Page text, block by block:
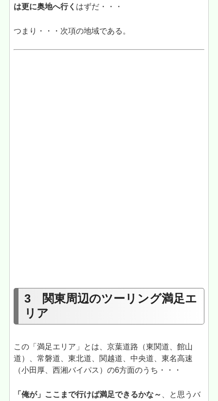
は更に奥地へ行く はずだ・・・
つまり・・・次項の地域である。
3 関東周辺のツーリング満足エ
リア
この「満足エリア」とは、京葉道路（東関道、館山
道）、常磐道、東北道、関越道、中央道、東名高速
（小田厚、西湘バイパス）の6方面のうち・・・
「俺が」ここまで行けば満足できるかな～
、と思うバ